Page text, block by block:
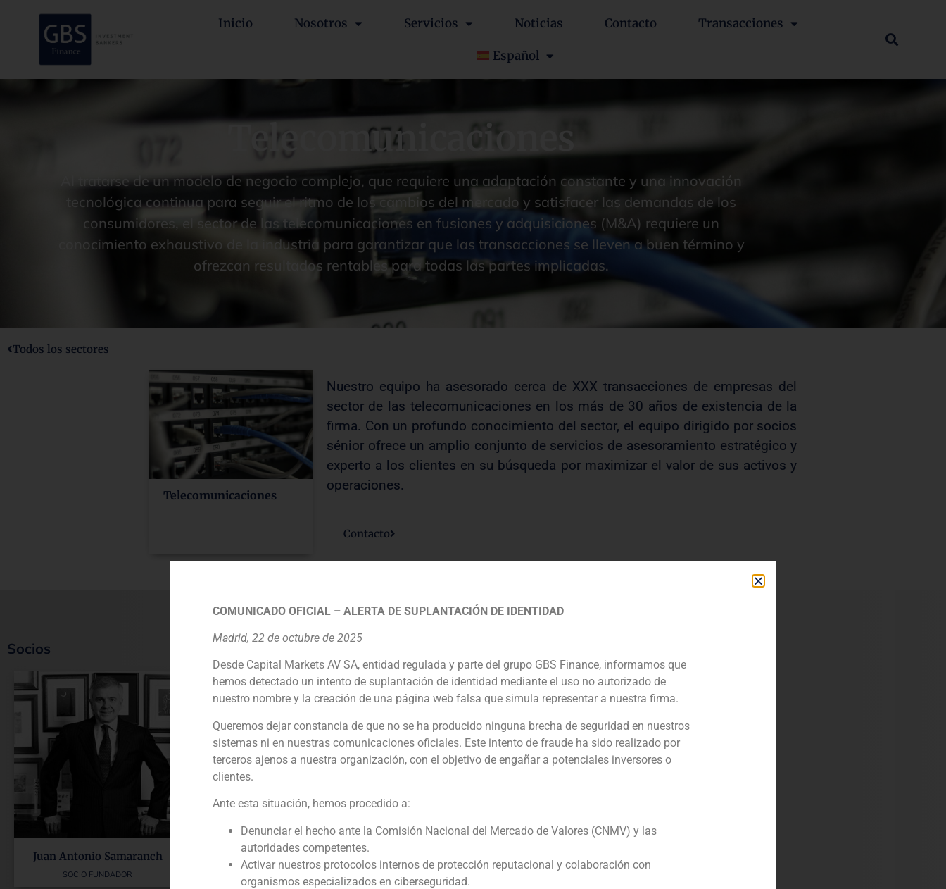
Inicio Nosotros Servicios Noticias Contacto Transacciones
Español
Telecomunicaciones
Al tratarse de un modelo de negocio complejo, que requiere una adaptación constante y una innovación
tecnológica continua para seguir el ritmo de los cambios del mercado y satisfacer las demandas de los
consumidores, el sector de las telecomunicaciones en fusiones y adquisiciones (M&A) requiere un
conocimiento exhaustivo de la industria para garantizar que las transacciones se lleven a buen término y
ofrezcan resultados rentables para todas las partes implicadas.
Todos los sectores
Telecomunicaciones
Nuestro equipo ha asesorado cerca de XXX transacciones de empresas del
sector de las telecomunicaciones en los más de 30 años de existencia de la
firma. Con un profundo conocimiento del sector, el equipo dirigido por socios
sénior ofrece un amplio conjunto de servicios de asesoramiento estratégico y
experto a los clientes en su búsqueda por maximizar el valor de sus activos y
operaciones.
Contacto
Socios
Juan Antonio Samaranch
SOCIO FUNDADOR
Pablo Gómez de Pablos
COMUNICADO OFICIAL – ALERTA DE SUPLANTACIÓN DE IDENTIDAD
Madrid, 22 de octubre de 2025
Desde Capital Markets AV SA, entidad regulada y parte del grupo GBS Finance, informamos que
hemos detectado un intento de suplantación de identidad mediante el uso no autorizado de
nuestro nombre y la creación de una página web falsa que simula representar a nuestra firma.
Queremos dejar constancia de que no se ha producido ninguna brecha de seguridad en nuestros
sistemas ni en nuestras comunicaciones oficiales. Este intento de fraude ha sido realizado por
terceros ajenos a nuestra organización, con el objetivo de engañar a potenciales inversores o
clientes.
Ante esta situación, hemos procedido a:
Denunciar el hecho ante la Comisión Nacional del Mercado de Valores (CNMV) y las
autoridades competentes.
Activar nuestros protocolos internos de protección reputacional y colaboración con
organismos especializados en ciberseguridad.